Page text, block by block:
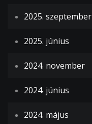
2025. szeptember
2025. június
2024. november
2024. június
2024. május